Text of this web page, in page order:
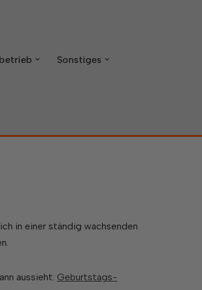
Sonstiges
in einer ständig wachsenden
aussieht: Geburtstags-